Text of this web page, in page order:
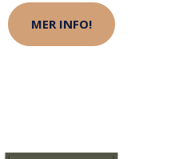
MER INFO!